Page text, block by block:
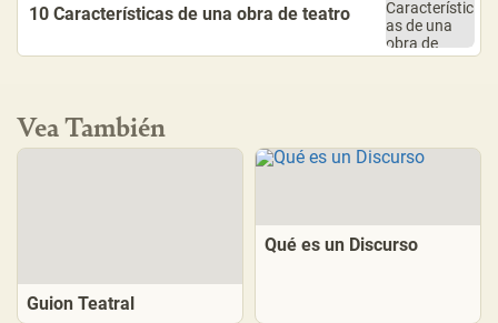
10 Características de una obra de teatro
Vea También
Guion Teatral
Qué es un Discurso